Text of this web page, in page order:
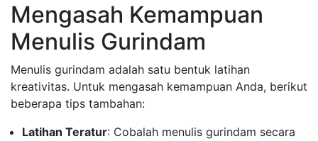
Mengasah Kemampuan
Menulis Gurindam
Menulis gurindam adalah satu bentuk latihan
kreativitas. Untuk mengasah kemampuan Anda, berikut
beberapa tips tambahan:
Latihan Teratur: Cobalah menulis gurindam secara